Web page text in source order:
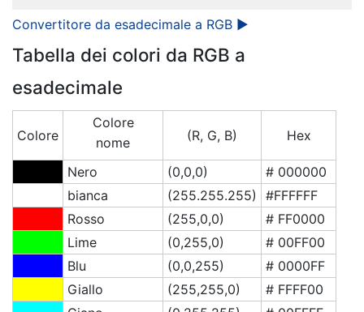
Convertitore da esadecimale a RGB ►
Tabella dei colori da RGB a
esadecimale
Colore
Colore
nome
(R, G, B) Hex
Nero (0,0,0)
# 000000
bianca
(255.255.255)
#FFFFFF
Rosso
(255,0,0)
# FF0000
Lime
(0,255,0)
# 00FF00
Blu
(0,0,255)
# 0000FF
Giallo
(255,255,0)
# FFFF00